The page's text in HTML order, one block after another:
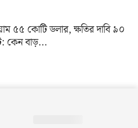
৫৫ কোটি ডলার, ক্ষতির দাবি ৯০
কেন বাড়...